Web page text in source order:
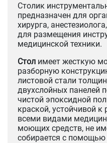
Столик
предназначен для
хирурга,
для размещения
медицинской техники.
Стол имеет жесткую
разборную
листовой стали
двухслойных панелей
чистой эпоксидной
краской, устойчивой к
всеми видами
моющих средств, не
собирается с помощью